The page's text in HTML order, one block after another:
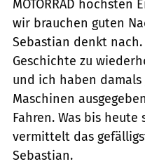
MOTORRAD höchsten
wir brauchen guten
Sebastian denkt
Geschichte zu
und ich haben
Maschinen
Fahren. Was bis heute
vermittelt das
Sebastian.